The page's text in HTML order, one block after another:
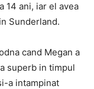
14 ani, iar el avea
Sunderland.
cand Megan a
superb in timpul
a intampinat